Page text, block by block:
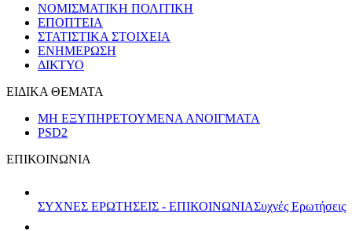
ΝΟΜΙΣΜΑΤΙΚΗ ΠΟΛΙΤΙΚΗ
ΕΠΟΠΤΕΙΑ
ΣΤΑΤΙΣΤΙΚΑ ΣΤΟΙΧΕΙΑ
ΕΝΗΜΕΡΩΣΗ
ΔΙΚΤΥΟ
ΕΙΔΙΚΑ ΘΕΜΑΤΑ
ΜΗ ΕΞΥΠΗΡΕΤΟΥΜΕΝΑ ΑΝΟΙΓΜΑΤΑ
PSD2
ΕΠΙΚΟΙΝΩΝΙΑ
ΣΥΧΝΕΣ ΕΡΩΤΗΣΕΙΣ - ΕΠΙΚΟΙΝΩΝΙΑΣυχνές Ερωτήσεις